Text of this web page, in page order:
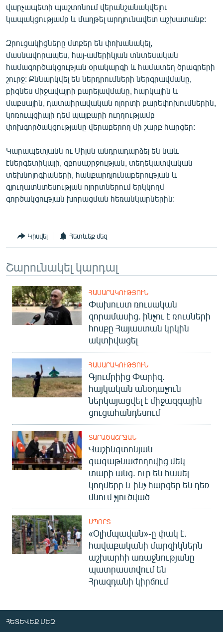
ՀԵՏԵՎԵՔ ՄԵԶ
«Ազատության» բոլոր կայքերը
վարչապետի պաշտոնում վերանշանակվելու
կապակցությամբ և մաղթել արդյունավետ աշխատանք:
Զրուցակիցները մտքեր են փոխանակել,
մասնավորապես, հայ-ամերիկյան տնտեսական
համագործակցության օրակարգի և համատեղ ծրագրերի
շուրջ: Քննարկվել են ներդրումների ներգրավմանը,
բիզնես միջավայրի բարելավմանը, հարկային և
մաքսային, դատաիրավական ոլորտի բարեփոխումներին,
կոռուպցիայի դեմ պայքարի ուղղությամբ
փոխգործակցությանը վերաբերող մի շարք հարցեր:
Կարապետյանն ու Միլսն անդրադարձել են նաև
էներգետիկայի, զբոսաշրջության, տեղեկատվական
տեխնոլոգիաների, հանքարդյունաբերության և
գյուղատնտեսության ոլորտներում երկկողմ
գործակցության խորացման հեռանկարներին:
Կիսվել Հետևեք մեզ
Շարունակել կարդալ
ՀԱՍԱՐԱԿՈՒԹՅՈՒՆ
Փախուստ ռուսական
զորամասից. ինչու է ռուսների
հոսքը Հայաստան կրկին
ակտիվացել
ՀԱՍԱՐԱԿՈՒԹՅՈՒՆ
Գյումրիից Փարիզ․
հայկական անօդաչուն
ներկայացվել է միջազգային
ցուցահանդեսում
ՏԱՐԱԾԱՇՐՋԱՆ
Վաշինգտոնյան
գագաթնաժողովից մեկ
տարի անց. ուր են հասել
կողմերը և ինչ հարցեր են դեռ
մնում չլուծված
ՍՊՈՐՏ
«Օլիմպավան»-ը փակ է.
հավաքականի մարզիկներն
աշխարհի առաջնությանը
պատրաստվում են
Հրազդանի կիրճում
ՀԵՏԵՎԵՔ ՄԵԶ